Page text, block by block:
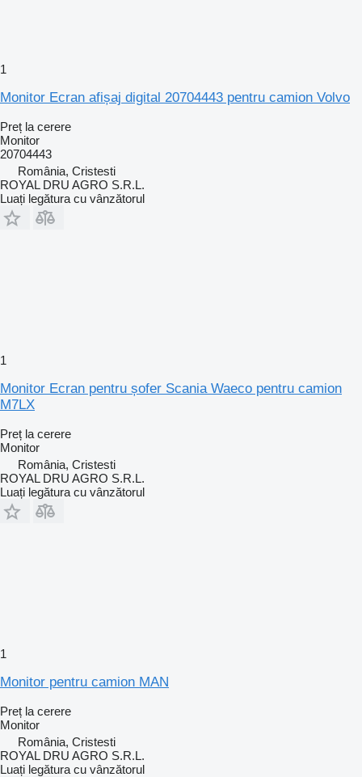
1
Monitor Ecran afișaj digital 20704443 pentru camion Volvo
Preț la cerere
Monitor
20704443
România, Cristesti
ROYAL DRU AGRO S.R.L.
Luați legătura cu vânzătorul
1
Monitor Ecran pentru șofer Scania Waeco pentru camion
M7LX
Preț la cerere
Monitor
România, Cristesti
ROYAL DRU AGRO S.R.L.
Luați legătura cu vânzătorul
1
Monitor pentru camion MAN
Preț la cerere
Monitor
România, Cristesti
ROYAL DRU AGRO S.R.L.
Luați legătura cu vânzătorul